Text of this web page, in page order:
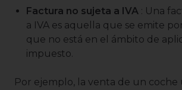
Factura no sujeta a IVA : Una
a IVA es aquella que se emite
que no está en el ámbito de
impuesto.
Por ejemplo, la venta de un coche